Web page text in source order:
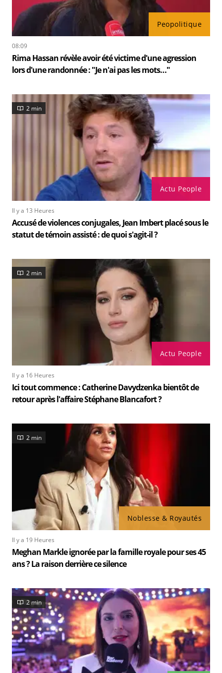
Peopolitique
08:09
Rima Hassan révèle avoir été victime d'une agression
lors d'une randonnée : "Je n'ai pas les mots…"
Actu People
2 min
Il y a 13 Heures
Accusé de violences conjugales, Jean Imbert placé sous le
statut de témoin assisté : de quoi s'agit-il ?
Actu People
2 min
Il y a 16 Heures
Ici tout commence : Catherine Davydzenka bientôt de
retour après l'affaire Stéphane Blancafort ?
Noblesse & Royautés
2 min
Il y a 19 Heures
Meghan Markle ignorée par la famille royale pour ses 45
ans ? La raison derrière ce silence
2 min